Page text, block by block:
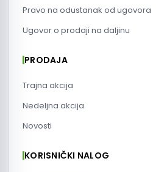
Pravo na odustanak od ugovora
Ugovor o prodaji na daljinu
PRODAJA
Trajna akcija
Nedeljna akcija
Novosti
KORISNIČKI NALOG